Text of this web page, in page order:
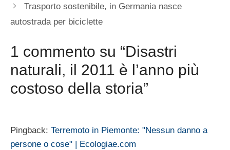
Trasporto sostenibile, in Germania nasce
autostrada per biciclette
1 commento su “Disastri
naturali, il 2011 è l’anno più
costoso della storia”
Pingback: Terremoto in Piemonte: "Nessun danno a
persone o cose" | Ecologiae.com